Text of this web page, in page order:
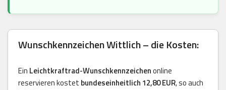
Wunschkennzeichen Wittlich – die Kosten:
Ein Leichtkraftrad-Wunschkennzeichenonline
reservieren kostet bundeseinheitlich 12,80 EUR, so auch